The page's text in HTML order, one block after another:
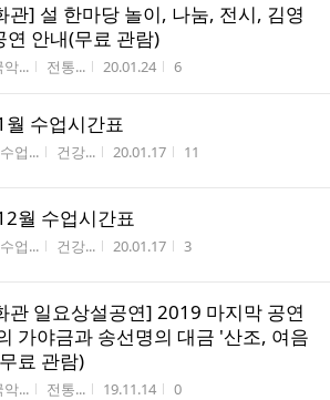
관] 설 한마당 놀이, 나눔, 전시, 김영
연 안내(무료 관람)
악... 작성자
전통... 작성시간
20.01.24 조회수
6
수업시간표
업... 작성자
건강... 작성시간
20.01.17 조회수
11
월 수업시간표
업... 작성자
건강... 작성시간
20.01.17 조회수
3
관 일요상설공연] 2019 마지막 공연
가야금과 송선명의 대금 '산조, 여음
료 관람)
악... 작성자
전통... 작성시간
19.11.14 조회수
0